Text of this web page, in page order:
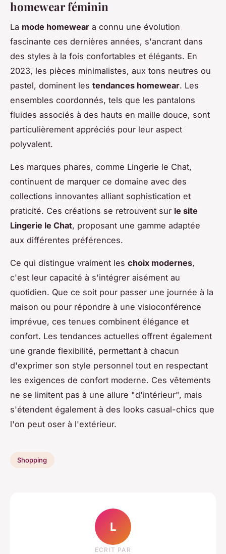
homewear féminin
La mode homewear a connu une évolution
fascinante ces dernières années, s'ancrant dans
des styles à la fois confortables et élégants. En
2023, les pièces minimalistes, aux tons neutres ou
pastel, dominent les tendances homewear. Les
ensembles coordonnés, tels que les pantalons
fluides associés à des hauts en maille douce, sont
particulièrement appréciés pour leur aspect
polyvalent.
Les marques phares, comme Lingerie le Chat,
continuent de marquer ce domaine avec des
collections innovantes alliant sophistication et
praticité. Ces créations se retrouvent sur le site
Lingerie le Chat, proposant une gamme adaptée
aux différentes préférences.
Ce qui distingue vraiment les choix modernes,
c'est leur capacité à s'intégrer aisément au
quotidien. Que ce soit pour passer une journée à la
maison ou pour répondre à une visioconférence
imprévue, ces tenues combinent élégance et
confort. Les tendances actuelles offrent également
une grande flexibilité, permettant à chacun
d'exprimer son style personnel tout en respectant
les exigences de confort moderne. Ces vêtements
ne se limitent pas à une allure "d'intérieur", mais
s'étendent également à des looks casual-chics que
l'on peut oser à l'extérieur.
Shopping
L
ECRIT PAR